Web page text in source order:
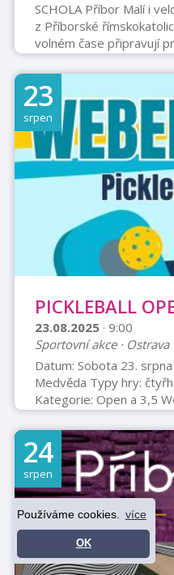
Používáme cookies. více
OK
SCHOLA Příbor Malí i
z Příborské
volném čase připravují
hudební představení k
soubor vedou s láskou a
nadšenci Martin
(Juřenová). Sbor
ale snaží se přicházet
to daří a překvapí nás
dobrovolné
23
srpen
PICKLEBALL
23.08.2025 · 9:00
Sportovní akce · Ostrava
Datum: Sobota 23.
Medvěda Typy hry:
Kategorie: Open a 3,5
arealumedveda.cz
24
srpen